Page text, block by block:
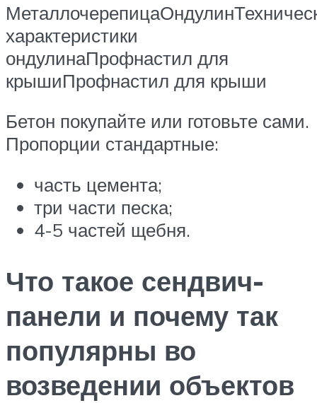
характеристики
ондулинаПрофнастил для
крышиПрофнастил для крыши
Бетон покупайте или готовьте сами.
Пропорции стандартные:
часть цемента;
три части песка;
4-5 частей щебня.
Что такое сендвич-
панели и почему так
популярны во
возведении объектов